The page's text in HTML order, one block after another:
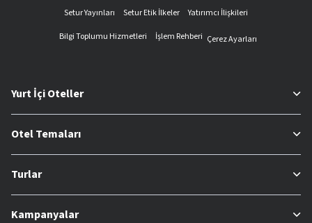
Setur Yayınları
Setur Etik İlkeler
Yatırımcı İlişkileri
Bilgi Toplumu Hizmetleri
İşlem Rehberi Çerez Ayarları
Yurt İçi Oteller
Otel Temaları
Turlar
Kampanyalar